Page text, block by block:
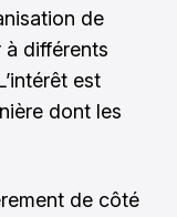
de
à différents
est
dont les
de côté